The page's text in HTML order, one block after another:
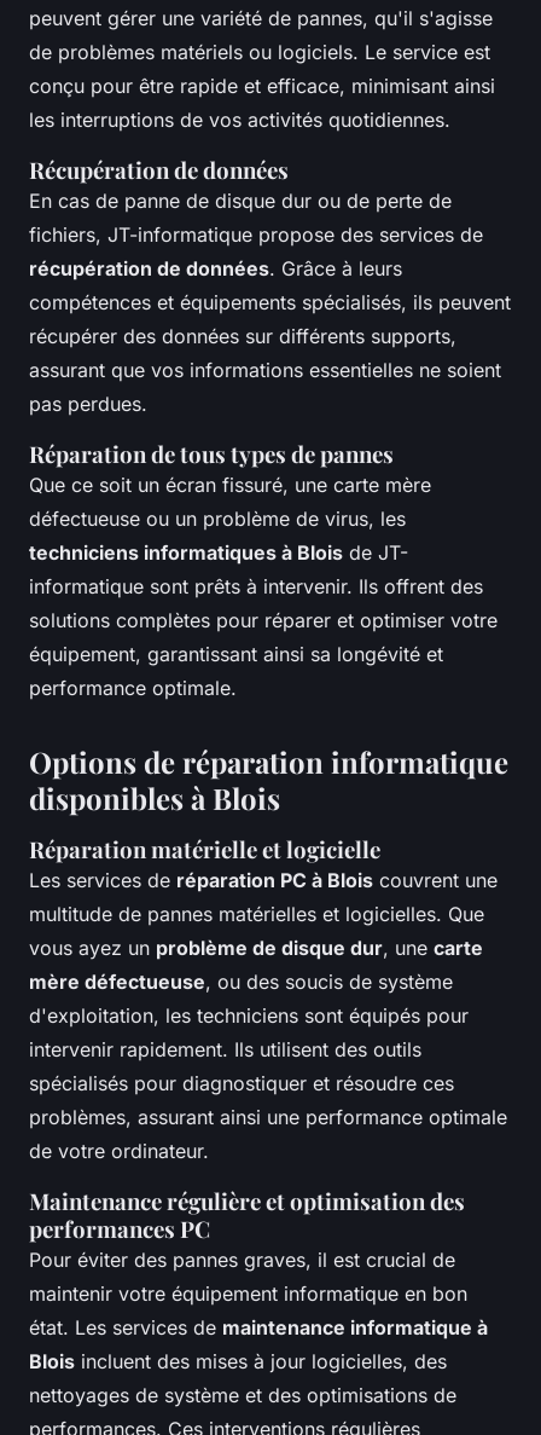
peuvent gérer une variété de pannes, qu'il s'agisse
de problèmes matériels ou logiciels. Le service est
conçu pour être rapide et efficace, minimisant ainsi
les interruptions de vos activités quotidiennes.
Récupération de données
En cas de panne de disque dur ou de perte de
fichiers, JT-informatique propose des services de
récupération de données. Grâce à leurs
compétences et équipements spécialisés, ils peuvent
récupérer des données sur différents supports,
assurant que vos informations essentielles ne soient
pas perdues.
Réparation de tous types de pannes
Que ce soit un écran fissuré, une carte mère
défectueuse ou un problème de virus, les
techniciens informatiques à Blois de JT-
informatique sont prêts à intervenir. Ils offrent des
solutions complètes pour réparer et optimiser votre
équipement, garantissant ainsi sa longévité et
performance optimale.
Options de réparation informatique
disponibles à Blois
Réparation matérielle et logicielle
Les services de réparation PC à Blois couvrent une
multitude de pannes matérielles et logicielles. Que
vous ayez un problème de disque dur, une carte
mère défectueuse, ou des soucis de système
d'exploitation, les techniciens sont équipés pour
intervenir rapidement. Ils utilisent des outils
spécialisés pour diagnostiquer et résoudre ces
problèmes, assurant ainsi une performance optimale
de votre ordinateur.
Maintenance régulière et optimisation des
performances PC
Pour éviter des pannes graves, il est crucial de
maintenir votre équipement informatique en bon
état. Les services de maintenance informatique à
Blois incluent des mises à jour logicielles, des
nettoyages de système et des optimisations de
performances. Ces interventions régulières